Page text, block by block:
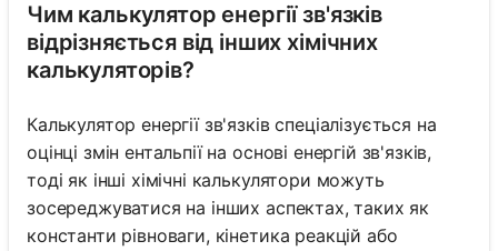
Чим калькулятор енергії зв'язків
відрізняється від інших хімічних
калькуляторів?
Калькулятор енергії зв'язків спеціалізується на
оцінці змін ентальпії на основі енергій зв'язків,
тоді як інші хімічні калькулятори можуть
зосереджуватися на інших аспектах, таких як
константи рівноваги, кінетика реакцій або